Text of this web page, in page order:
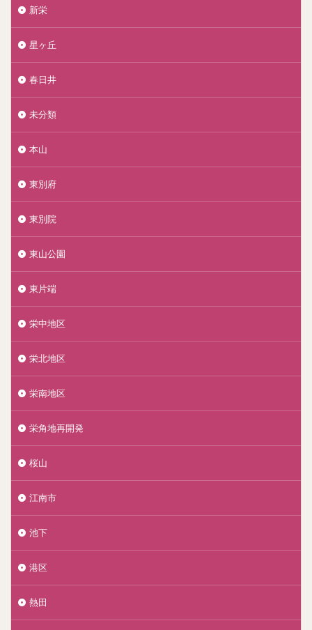
新栄
星ヶ丘
春日井
未分類
本山
東別府
東別院
東山公園
東片端
栄中地区
栄北地区
栄南地区
栄角地再開発
桜山
江南市
池下
港区
熱田